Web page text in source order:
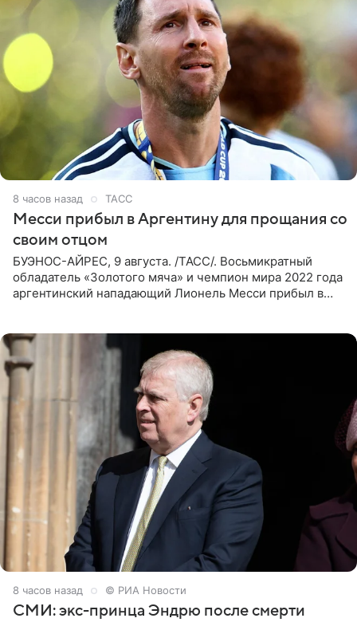
8 часов назад ТАСС
Месси прибыл в Аргентину для прощания со
своим отцом
БУЭНОС-АЙРЕС, 9 августа. /ТАСС/. Восьмикратный
обладатель «Золотого мяча» и чемпион мира 2022 года
аргентинский нападающий Лионель Месси прибыл в
8 часов назад © РИА Новости
СМИ: экс-принца Эндрю после смерти